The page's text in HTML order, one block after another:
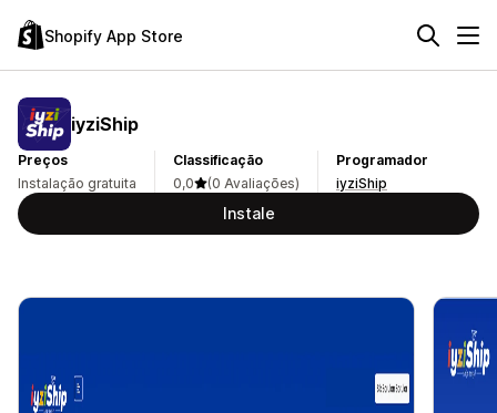
Shopify App Store
iyziShip
Preços
Instalação gratuita
Classificação
0,0
(0 Avaliações)
Programador
iyziShip
Instale